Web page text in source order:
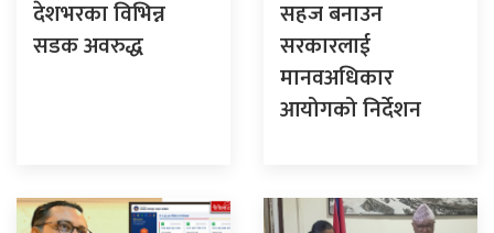
देशभरका विभिन्न
सडक अवरुद्ध
सहज बनाउन
सरकारलाई
मानवअधिकार
आयोगको निर्देशन